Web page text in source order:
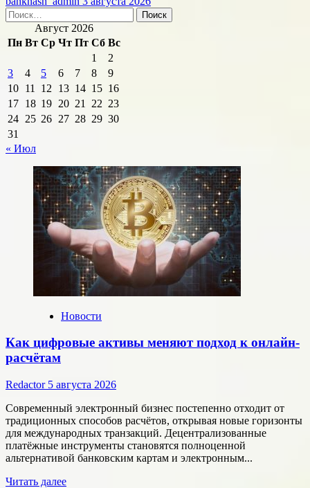
Найти:
Август 2026
Пн Вт Ср Чт Пт Сб Вс
1
2
3
4 5 6 7 8
9
10 11 12 13 14 15 16
17 18 19 20 21 22 23
24 25 26 27 28 29 30
31
« Июл
Новости
Как цифровые активы меняют подход к онлайн-
расчётам
Redactor 5 августа 2026
Современный электронный бизнес постепенно отходит от
традиционных способов расчётов, открывая новые горизонты
для международных транзакций. Децентрализованные
платёжные инструменты становятся полноценной
альтернативой банковским картам и электронным...
Читать далееПрочитать